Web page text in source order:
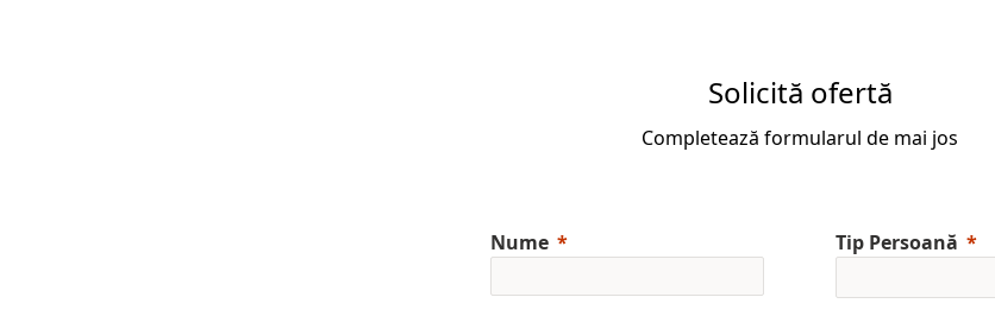
Solicită ofertă
Completează formularul de mai jos
Nume Tip Persoană